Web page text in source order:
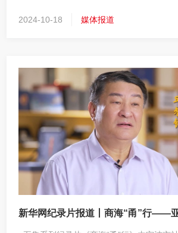
2024-10-18
媒体报道
新华网纪录片报道丨商海“甬”行——